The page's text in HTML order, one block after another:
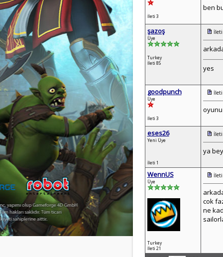
İleti 3
ben
şazoş
Üye
Turkey
İleti 85
yes
goodpunch
Üye
İleti 3
eses26
Yeni Üye
İleti 1
ya
WennUS
Üye
Turkey
İleti 21
cok
ne